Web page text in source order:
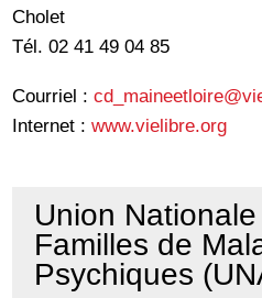
Cholet
Tél. 02 41 49 04 85
Courriel :
Internet :www.vielibre.org
Union
Familles de
Psychiques